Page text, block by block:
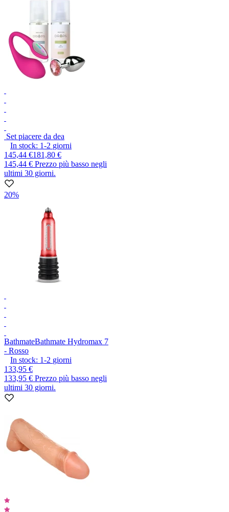
Set piacere da dea
In stock: 1-2 giorni
145,44 €181,80 €
145,44 € Prezzo più basso negli
ultimi 30 giorni.
20%
BathmateBathmate Hydromax 7
- Rosso
In stock: 1-2 giorni
133,95 €
133,95 € Prezzo più basso negli
ultimi 30 giorni.